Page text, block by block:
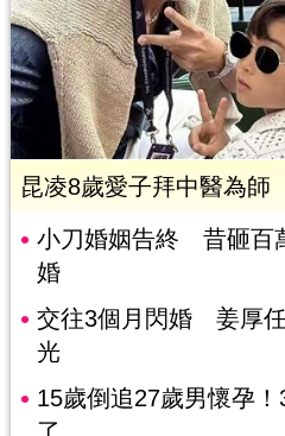
昆凌8歲愛子拜中醫為
小刀婚姻告終 昔砸百
婚
交往3個月閃婚 姜厚
光
15歲倒追27歲男懷孕